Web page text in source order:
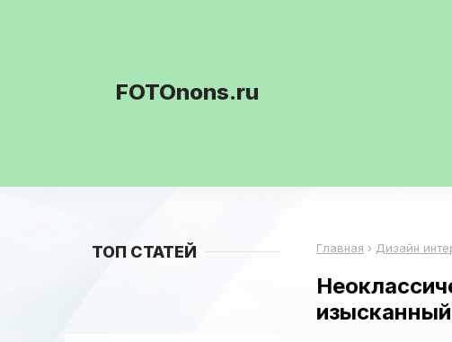
FOTOnons.ru
Главная › Дизайн
ТОП СТАТЕЙ